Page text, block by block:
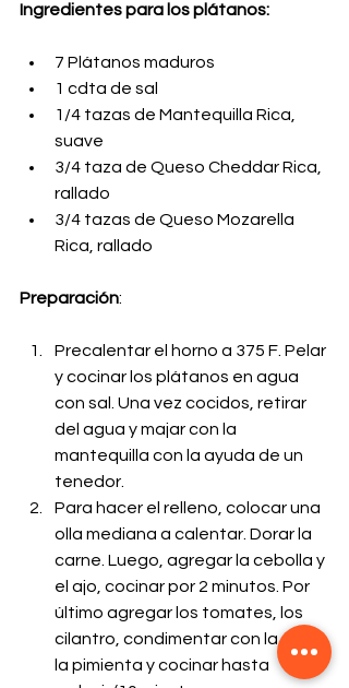
Ingredientes para los plátanos:
7 Plátanos maduros
1 cdta de sal
1/4 tazas de Mantequilla Rica,
suave
3/4 taza de Queso Cheddar Rica,
rallado
3/4 tazas de Queso Mozarella
Rica, rallado
Preparación:
Precalentar el horno a 375 F. Pelar
y cocinar los plátanos en agua
con sal. Una vez cocidos, retirar
del agua y majar con la
mantequilla con la ayuda de un
tenedor.
Para hacer el relleno, colocar una
olla mediana a calentar. Dorar la
carne. Luego, agregar la cebolla y
el ajo, cocinar por 2 minutos. Por
último agregar los tomates, los
cilantro, condimentar con la sal y
la pimienta y cocinar hasta